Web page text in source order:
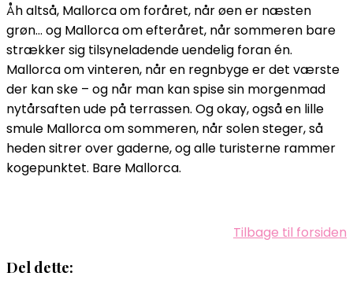
Åh altså, Mallorca om foråret, når øen er næsten
grøn… og Mallorca om efteråret, når sommeren bare
strækker sig tilsyneladende uendelig foran én.
Mallorca om vinteren, når en regnbyge er det værste
der kan ske – og når man kan spise sin morgenmad
nytårsaften ude på terrassen. Og okay, også en lille
smule Mallorca om sommeren, når solen steger, så
heden sitrer over gaderne, og alle turisterne rammer
kogepunktet. Bare Mallorca.
Tilbage til forsiden
Del dette: